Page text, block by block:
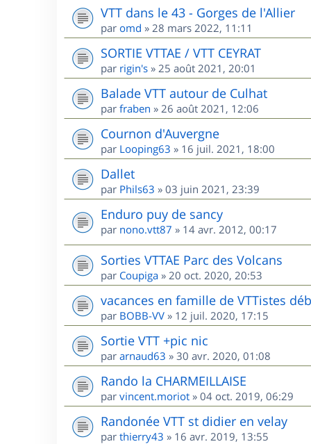
VTT dans le 43 - Gorges de l'Allier
par omd » 28 mars 2022, 11:11
SORTIE VTTAE / VTT CEYRAT
par rigin's » 25 août 2021, 20:01
Balade VTT autour de Culhat
par fraben » 26 août 2021, 12:06
Cournon d'Auvergne
par Looping63 » 16 juil. 2021, 18:00
Dallet
par Phils63 » 03 juin 2021, 23:39
Enduro puy de sancy
par nono.vtt87 » 14 avr. 2012, 00:17
Sorties VTTAE Parc des Volcans
par Coupiga » 20 oct. 2020, 20:53
vacances en famille de VTTistes
par BOBB-VV » 12 juil. 2020, 17:15
Sortie VTT +pic nic
par arnaud63 » 30 avr. 2020, 01:08
Rando la CHARMEILLAISE
par vincent.moriot » 04 oct. 2019, 06:29
Randonée VTT st didier en velay
par thierry43 » 16 avr. 2019, 13:55